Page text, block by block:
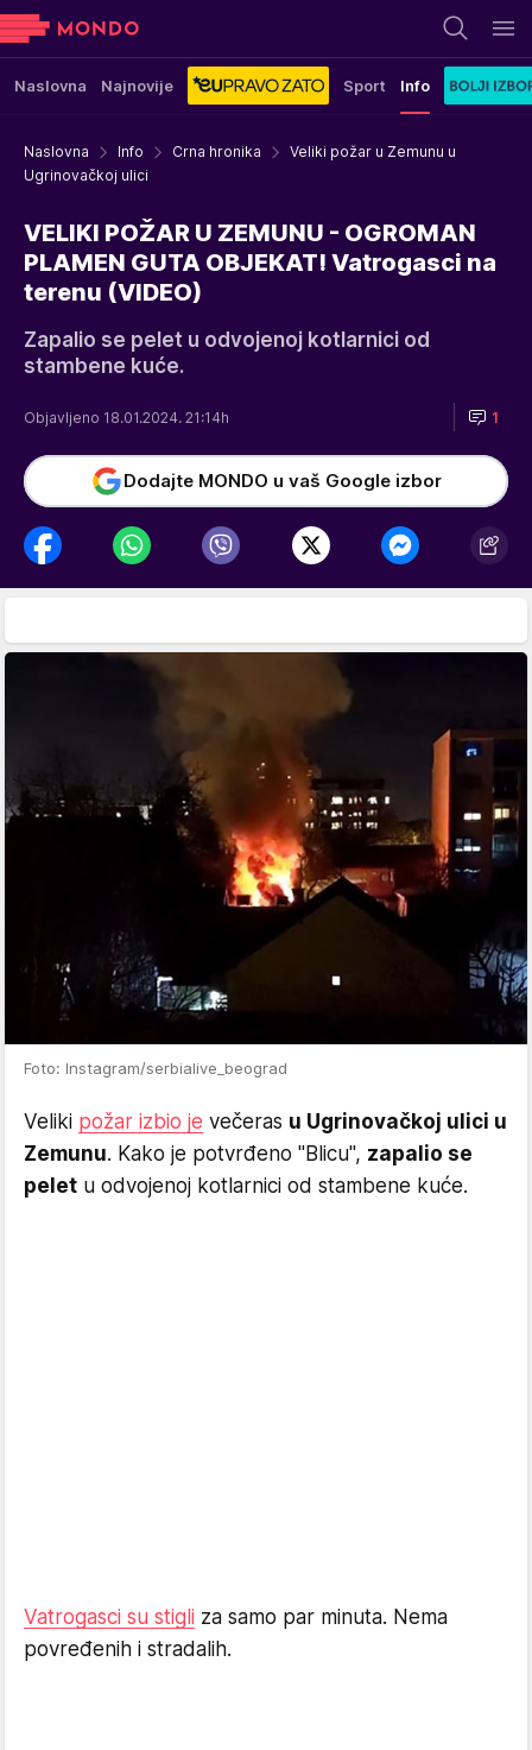
Naslovna Najnovije Sport Info
Naslovna Info Crna hronika
Veliki požar u Zemunu u
Ugrinovačkoj ulici
VELIKI POŽAR U ZEMUNU - OGROMAN
PLAMEN GUTA OBJEKAT! Vatrogasci na
terenu (VIDEO)
Zapalio se pelet u odvojenoj kotlarnici od
stambene kuće.
Objavljeno 18.01.2024. 21:14h 1
Dodajte MONDO u vaš Google izbor
Foto: Instagram/serbialive_beograd
Veliki požar izbio je večeras u Ugrinovačkoj ulici u
Zemunu. Kako je potvrđeno "Blicu", zapalio se
pelet u odvojenoj kotlarnici od stambene kuće.
Vatrogasci su stigli za samo par minuta. Nema
povređenih i stradalih.